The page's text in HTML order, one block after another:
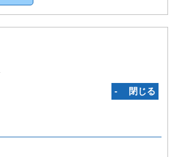
‐ 閉じる